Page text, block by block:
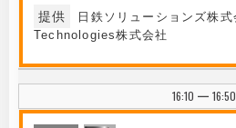
提供
日鉄ソリューションズ株
Technologies株式会社
16:10 | 16:50